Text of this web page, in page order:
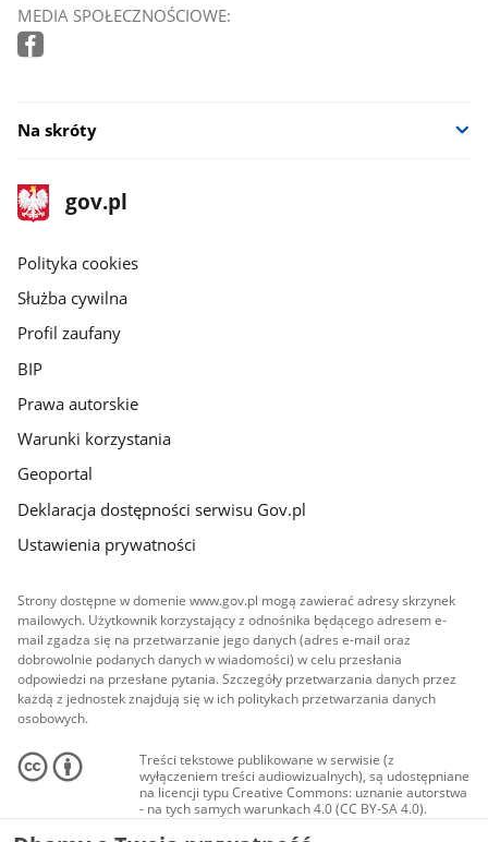
MEDIA SPOŁECZNOŚCIOWE:
Na skróty
stopka
gov.pl
Strona
gov.pl
gov.pl
Polityka cookies
Służba cywilna
Profil zaufany
BIP
Prawa autorskie
Warunki korzystania
Geoportal
Deklaracja dostępności serwisu Gov.pl
Ustawienia prywatności
Strony dostępne w domenie www.gov.pl mogą zawierać adresy skrzynek
mailowych. Użytkownik korzystający z odnośnika będącego adresem e-
mail zgadza się na przetwarzanie jego danych (adres e-mail oraz
dobrowolnie podanych danych w wiadomości) w celu przesłania
odpowiedzi na przesłane pytania. Szczegóły przetwarzania danych przez
każdą z jednostek znajdują się w ich politykach przetwarzania danych
osobowych.
Treści tekstowe publikowane w serwisie (z
wyłączeniem treści audiowizualnych), są udostępniane
na licencji typu Creative Commons: uznanie autorstwa
- na tych samych warunkach 4.0 (CC BY-SA 4.0).
Materiały audiowizualne, w tym zdjęcia, materiały